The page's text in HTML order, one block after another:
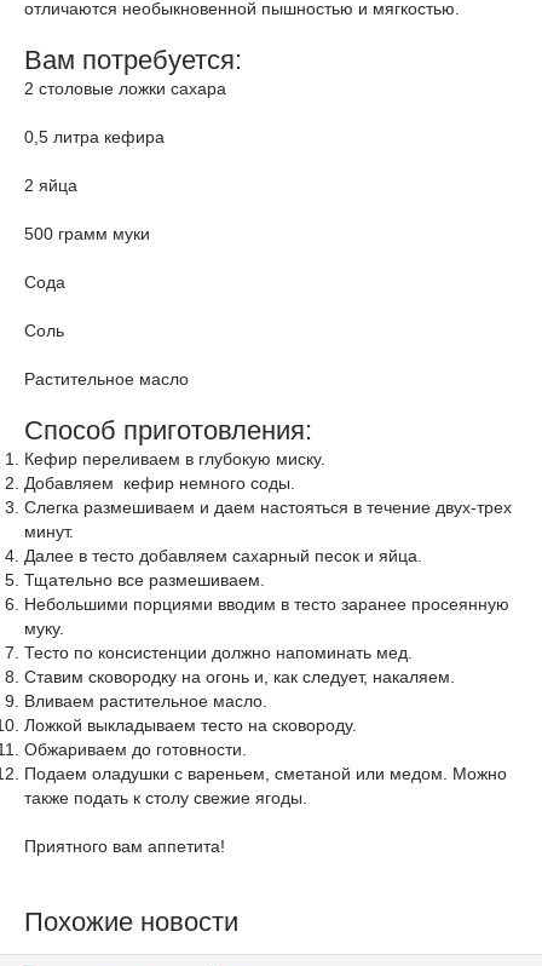
отличаются необыкновенной пышностью и мягкостью.
Вам потребуется:
2 столовые ложки сахара
0,5 литра кефира
2 яйца
500 грамм муки
Сода
Соль
Растительное масло
Способ приготовления:
Кефир переливаем в глубокую миску.
Добавляем кефир немного соды.
Слегка размешиваем и даем настояться в течение двух-трех
минут.
Далее в тесто добавляем сахарный песок и яйца.
Тщательно все размешиваем.
Небольшими порциями вводим в тесто заранее просеянную
муку.
Тесто по консистенции должно напоминать мед.
Ставим сковородку на огонь и, как следует, накаляем.
Вливаем растительное масло.
Ложкой выкладываем тесто на сковороду.
Обжариваем до готовности.
Подаем оладушки с вареньем, сметаной или медом. Можно
также подать к столу свежие ягоды.
Приятного вам аппетита!
Похожие новости